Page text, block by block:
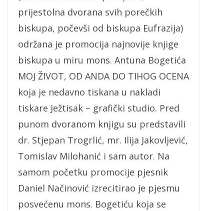
prijestolna dvorana svih porečkih
biskupa, počevši od biskupa Eufrazija)
održana je promocija najnovije knjige
biskupa u miru mons. Antuna Bogetića
MOJ ŽIVOT, OD ANDA DO TIHOG OCENA
koja je nedavno tiskana u nakladi
tiskare Ježtisak – grafički studio. Pred
punom dvoranom knjigu su predstavili
dr. Stjepan Trogrlić, mr. Ilija Jakovljević,
Tomislav Milohanić i sam autor. Na
samom početku promocije pjesnik
Daniel Načinović izrecitirao je pjesmu
posvećenu mons. Bogetiću koja se